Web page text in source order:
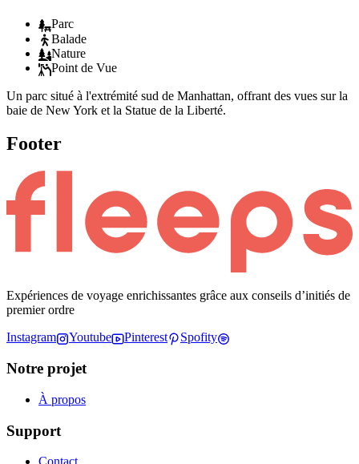
Parc
Balade
Nature
Point de Vue
Un parc situé à l'extrémité sud de Manhattan, offrant des vues sur la
baie de New York et la Statue de la Liberté.
Footer
Expériences de voyage enrichissantes grâce aux conseils d’initiés de
premier ordre
Instagram
Youtube Pinterest Spofity
Notre projet
À propos
Support